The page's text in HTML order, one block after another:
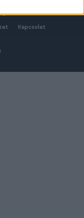
Kapcsolat